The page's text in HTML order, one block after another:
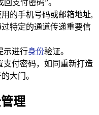
支付密码”。
的手机号码或邮箱地址,
特定的通道传递重要信
示进行身份验证。
支付密码，如同重新打造
大门。
理